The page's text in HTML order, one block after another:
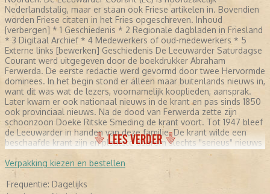
Nederlandstalig, maar er staan ook Friese artikelen in. Bovendien
worden Friese citaten in het Fries opgeschreven. Inhoud
[verbergen] * 1 Geschiedenis * 2 Regionale dagbladen in Friesland
* 3 Digitaal Archief * 4 Medewerkers of oud-medewerkers * 5
Externe links [bewerken] Geschiedenis De Leeuwarder Saturdagse
Courant werd uitgegeven door de boekdrukker Abraham
Ferwerda. De eerste redactie werd gevormd door twee Hervormde
dominees. In het begin stond er alleen maar buitenlands nieuws in,
want dit was wat de lezers, voornamelijk kooplieden, aansprak.
Later kwam er ook nationaal nieuws in de krant en pas sinds 1850
ook provinciaal nieuws. Na de dood van Ferwerda zette zijn
schoonzoon Doeke Ritske Smeding de krant voort. Tot 1947 bleef
de Leeuwarder in handen van deze familie. De krant wilde een
beschaafde krant zijn en plaatste daarom slechts "serieus" nieuws
en was ook principieel tegen interviews. In 1893 kwam er een
nieuwe hoofdredacteur die ook zorgde voor andere genres in de
krant, maar interviews bleven tot 1930 uit den boze. Daarna
verschenen er ook strips, reportages en verhalen over het
LEES VERDER
Verpakking kiezen en bestellen
Frequentie: Dagelijks